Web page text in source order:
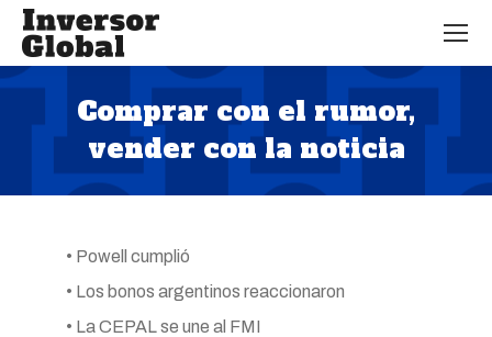
Comprar con el rumor,
vender con la noticia
Estás aquí:
• Powell cumplió
• Los bonos argentinos reaccionaron
• La CEPAL se une al FMI